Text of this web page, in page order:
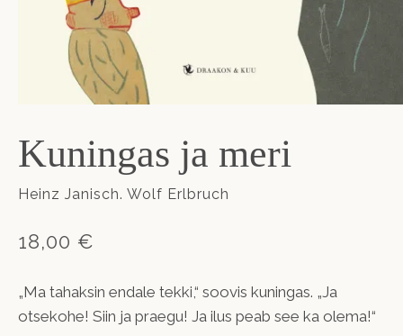
Kuningas ja meri
Heinz Janisch. Wolf Erlbruch
18,00 €
„Ma tahaksin endale tekki,“ soovis kuningas. „Ja
otsekohe! Siin ja praegu! Ja ilus peab see ka olema!“